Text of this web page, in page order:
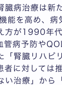
病治療は新
能を高め、病
方が1990年
管病予防や
「腎臓リハビ
に対しては
治療」から